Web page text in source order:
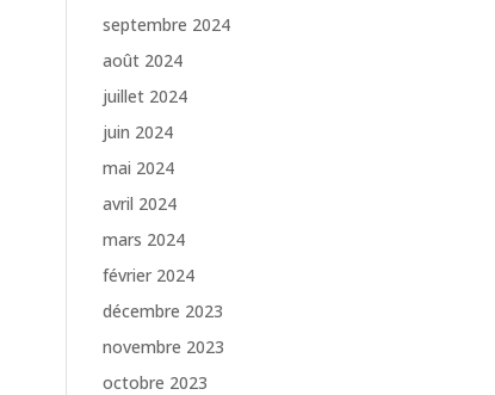
septembre 2024
août 2024
juillet 2024
juin 2024
mai 2024
avril 2024
mars 2024
février 2024
décembre 2023
novembre 2023
octobre 2023